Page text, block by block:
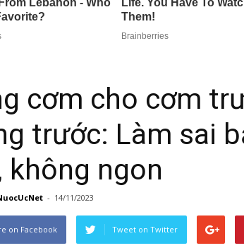
cơm cho cơm
trước: Làm sai
không ngon
- 14/11/2023
on Facebook Tweet on Twitter